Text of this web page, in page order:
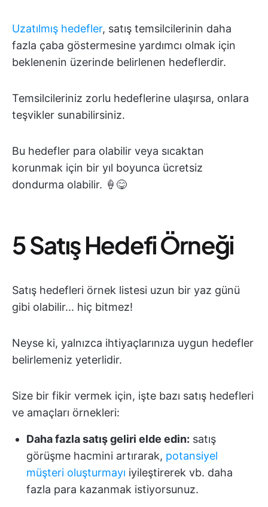
Uzatılmış hedefler, satış temsilcilerinin daha
fazla çaba göstermesine yardımcı olmak için
beklenenin üzerinde belirlenen hedeflerdir.
Temsilcileriniz zorlu hedeflerine ulaşırsa, onlara
teşvikler sunabilirsiniz.
Bu hedefler para olabilir veya sıcaktan
korunmak için bir yıl boyunca ücretsiz
dondurma olabilir. 🍦😋
5 Satış Hedefi Örneği
Satış hedefleri örnek listesi uzun bir yaz günü
gibi olabilir... hiç bitmez!
Neyse ki, yalnızca ihtiyaçlarınıza uygun hedefler
belirlemeniz yeterlidir.
Size bir fikir vermek için, işte bazı satış hedefleri
ve amaçları örnekleri:
Daha fazla satış geliri elde edin: satış
görüşme hacmini artırarak, potansiyel
müşteri oluşturmayı iyileştirerek vb. daha
fazla para kazanmak istiyorsunuz.